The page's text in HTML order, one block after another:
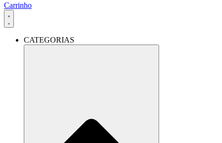
Carrinho
CATEGORIAS